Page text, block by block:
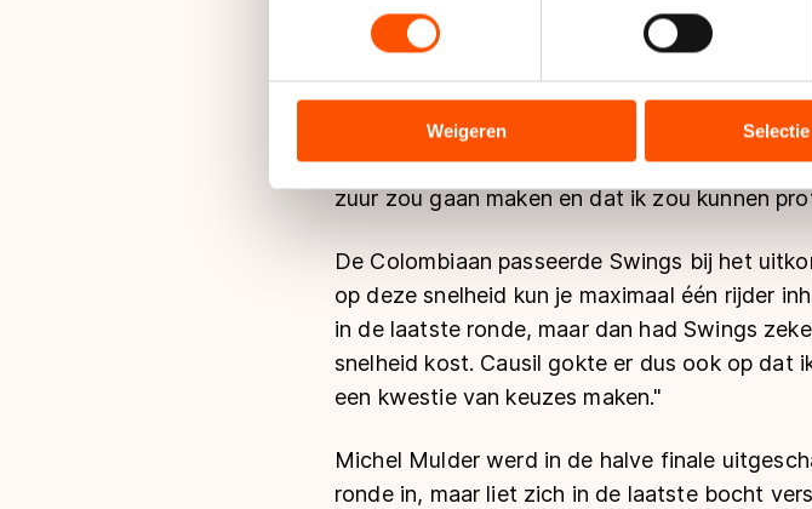
toestemming op elk moment wijzigen of intrekken in de
analyseren. We delen informatie over uw gebruik van onze
analyse. Zij kunnen deze combineren met andere
hun services. Sommige partners kunnen gegevens
adequaat beschermingsniveau geldt volgens de GDPR.
Meer informatie vindt u in ons
Weigeren
kopstart, maar liet Bart Swings en Pedro
zouden komen, en toen kwamen ze
het tempo ongelofelijk strak. In de laatste
zuur zou gaan maken en dat ik zou kunnen
De Colombiaan passeerde Swings bij het
op deze snelheid kun je maximaal één rijder
in de laatste ronde, maar dan had Swings
snelheid kost. Causil gokte er dus ook op dat
een kwestie van keuzes maken."
Michel Mulder werd in de halve finale
ronde in, maar liet zich in de laatste bocht